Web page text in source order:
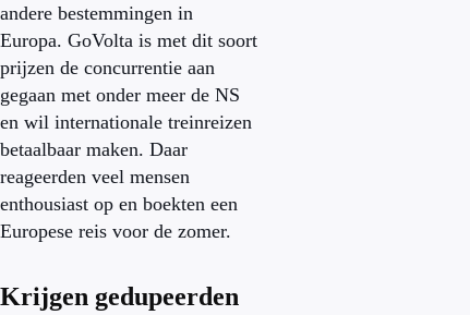
andere bestemmingen in
Europa. GoVolta is met dit soort
prijzen de concurrentie aan
gegaan met onder meer de NS
en wil internationale treinreizen
betaalbaar maken. Daar
reageerden veel mensen
enthousiast op en boekten een
Europese reis voor de zomer.
Krijgen gedupeerden